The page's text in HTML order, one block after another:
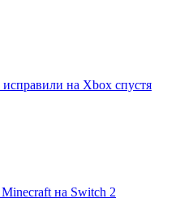
на Xbox спустя
на Switch 2